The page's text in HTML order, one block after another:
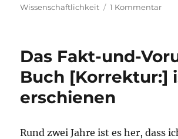
Wissenschaftlichkeit
1 Kommentarzu
an
Das Fakt-und-
Buch [Korrektur:]
erschienen
Rund zwei Jahre ist es her, dass